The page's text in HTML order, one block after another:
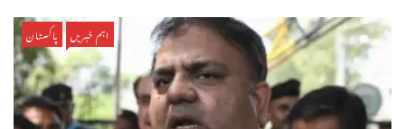
اہم خبریں پاکستان